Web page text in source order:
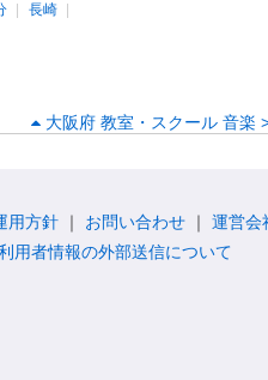
長崎
大阪府 教室・スクール 音楽
用方針 お問い合わせ
運営会
用者情報の外部送信について